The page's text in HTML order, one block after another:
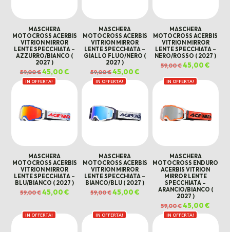
MASCHERA
MOTOCROSS ACERBIS
VITRION MIRROR
LENTE SPECCHIATA –
AZZURRO/BIANCO (
2027 )
59,00€Il
prezzo
originale
era:
45,00€Il
prezzo
attuale
45,00 €.
MASCHERA
MOTOCROSS ACERBIS
VITRION MIRROR
LENTE SPECCHIATA –
GIALLO FLUO/NERO (
2027 )
59,00€Il
prezzo
originale
era:
45,00€Il
prezzo
attuale
45,00 €.
MASCHERA
MOTOCROSS ACERBIS
VITRION MIRROR
LENTE SPECCHIATA –
NERO/ROSSO ( 2027 )
59,00€Il
prezzo
era:
59,00 €.
45,00€
è:
45,00
IN OFFERTA!
MASCHERA
MOTOCROSS ACERBIS
VITRION MIRROR
LENTE SPECCHIATA –
BLU/BIANCO ( 2027 )
59,00€Il
prezzo
59,00 €.
45,00€Il
prezzo
45,00 €.
IN OFFERTA!
MASCHERA
MOTOCROSS ACERBIS
VITRION MIRROR
LENTE SPECCHIATA –
BIANCO/BLU ( 2027 )
59,00€Il
prezzo
59,00 €.
45,00€Il
prezzo
IN OFFERTA!
MASCHERA
MOTOCROSS ENDURO
ACERBIS VITRION
MIRROR LENTE
SPECCHIATA –
ARANCIO/BIANCO (
2027 )
59,00€Il
prezzo
originale
era:
45,00€
45,00
IN OFFERTA! IN OFFERTA! IN OFFERTA!